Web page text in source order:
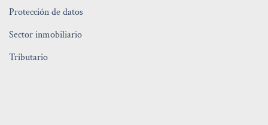
Protección de datos
Sector inmobiliario
Tributario